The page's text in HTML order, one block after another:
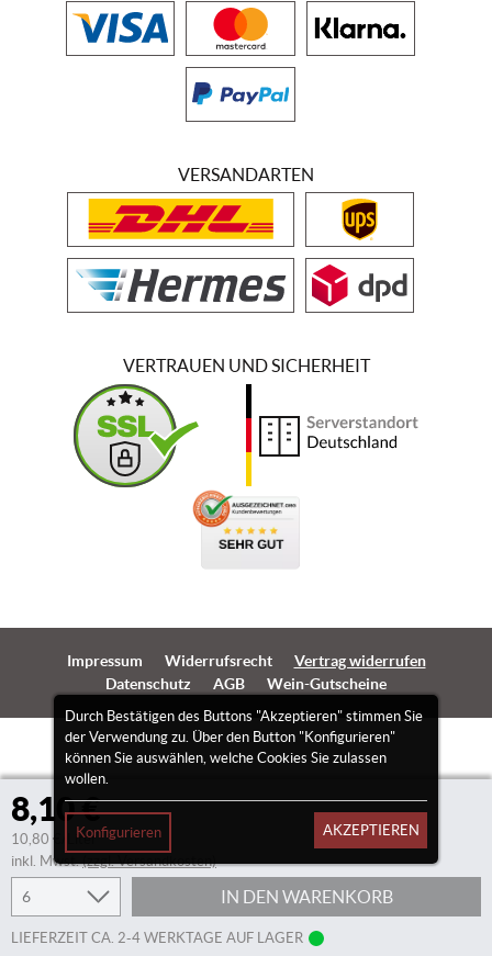
8,10 €
10,80 €/Liter
inkl. Mwst.(zzgl. Versandkosten)
IN DEN WARENKORB
LIEFERZEIT CA. 2-4 WERKTAGE AUF LAGER
Durch Bestätigen des Buttons "Akzeptieren" stimmen Sie
der Verwendung zu. Über den Button "Konfigurieren"
können Sie auswählen, welche Cookies Sie zulassen
wollen.
Konfigurieren AKZEPTIEREN
VERSANDARTEN
VERTRAUEN UND SICHERHEIT
Impressum Widerrufsrecht
Vertrag widerrufen
Datenschutz
AGB Wein-Gutscheine